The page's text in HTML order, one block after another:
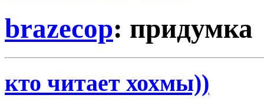
brazecop: придумка
кто читает хохмы))